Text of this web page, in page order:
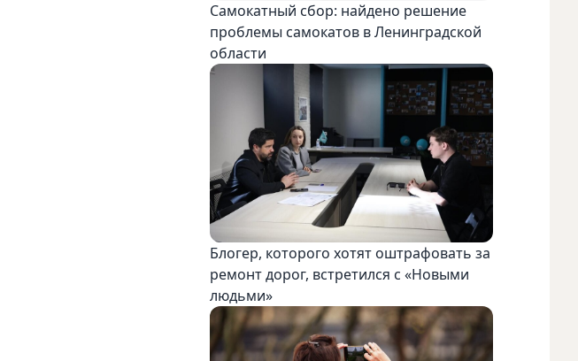
Самокатный сбор: найдено решение
проблемы самокатов в Ленинградской
области
Блогер, которого хотят оштрафовать за
ремонт дорог, встретился с «Новыми
людьми»